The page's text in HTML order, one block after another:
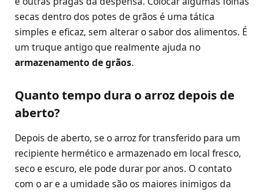
secas dentro dos potes de grãos é uma tática
simples e eficaz, sem alterar o sabor dos alimentos. É
um truque antigo que realmente ajuda no
armazenamento de grãos.
Quanto tempo dura o arroz depois de
aberto?
Depois de aberto, se o arroz for transferido para um
recipiente hermético e armazenado em local fresco,
seco e escuro, ele pode durar por anos. O contato
com o ar e a umidade são os maiores inimigos da